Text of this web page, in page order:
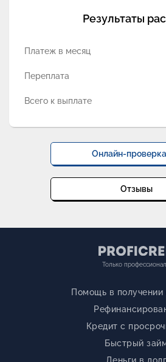
Результаты
Платеж в месяц
Переплата
Всего к выплате
Онлайн-
Отзывы
Только
Помощь в получении
Кредит с
Быстрый